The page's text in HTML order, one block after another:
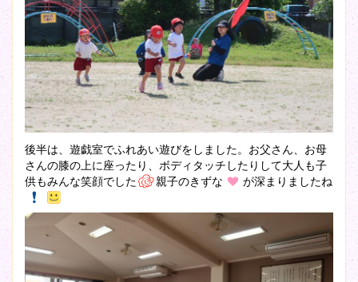
後半は、遊戯室でふれあい遊びをしました。お父さん、お母
さんの膝の上に座ったり、ボディタッチしたりして大人も子
供もみんな笑顔でした
親子のきずな が深まりましたね